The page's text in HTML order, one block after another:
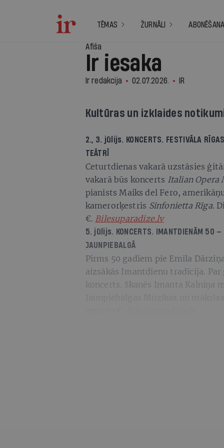
TĒMAS ŽURNĀLI ABONĒŠANA
Afiša
Ir iesaka
Ir redakcija 02.07.2026. IR
Kultūras un izklaides
2., 3. jūlijs. KONCERTS. FESTIVĀLA
TEĀTRĪ
Ceturtdienas vakarā uzstāsies
vakarā būs koncerts Italian Opera
pianists Maiks del Fero,
kamerorķestris Sinfonietta Rīga.
€. Bilesuparadize.lv
5. jūlijs. KONCERTS. IMANTDIENĀM 50 —
JAUNPIEBALGĀ
Pirms 50 gadiem pie Emīla
aizsākās Imantdienu tradīcija.
koncerts. Skanēs Imanta Kalniņa